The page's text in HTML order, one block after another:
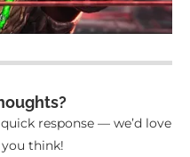
response — we’d love
think!